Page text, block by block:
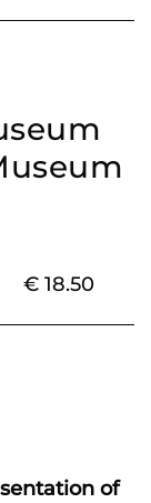
€ 18.50
of